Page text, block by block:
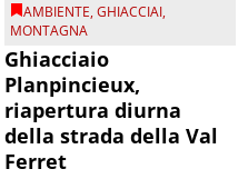
AMBIENTE,GHIACCIAI,
MONTAGNA
Ghiacciaio
Planpincieux,
riapertura diurna
della strada della Val
Ferret